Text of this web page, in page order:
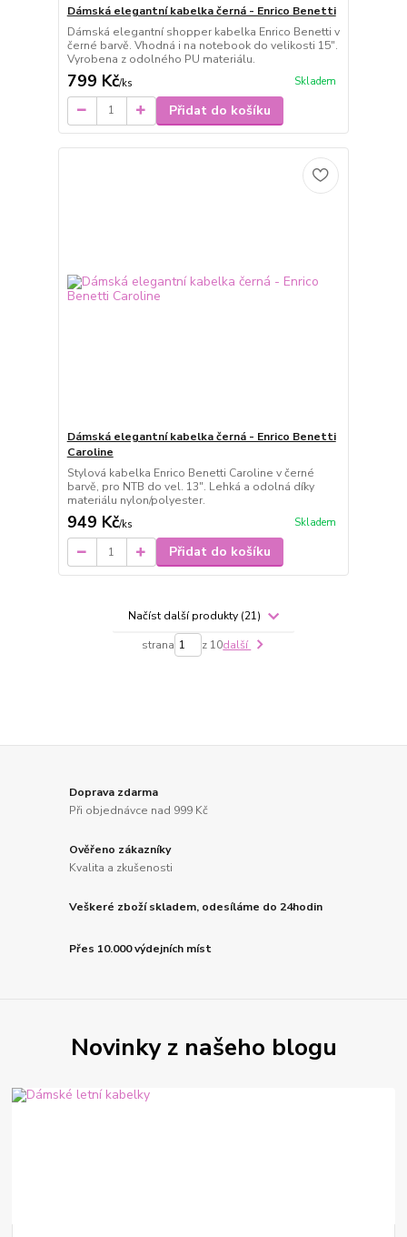
Dámská elegantní kabelka černá - Enrico Benetti
Dámská elegantní shopper kabelka Enrico Benetti v
černé barvě. Vhodná i na notebook do velikosti 15".
Vyrobena z odolného PU materiálu.
799 Kč/ks Skladem
Přidat do košíku
Dámská elegantní kabelka černá - Enrico Benetti
Caroline
Stylová kabelka Enrico Benetti Caroline v černé
barvě, pro NTB do vel. 13". Lehká a odolná díky
materiálu nylon/polyester.
949 Kč/ks Skladem
Přidat do košíku
Načíst další produkty (21)
strana z 10další
Doprava zdarma
Při objednávce nad 999 Kč
Ověřeno zákazníky
Kvalita a zkušenosti
Veškeré zboží skladem, odesíláme do 24hodin
Přes 10.000 výdejních míst
Novinky z našeho blogu